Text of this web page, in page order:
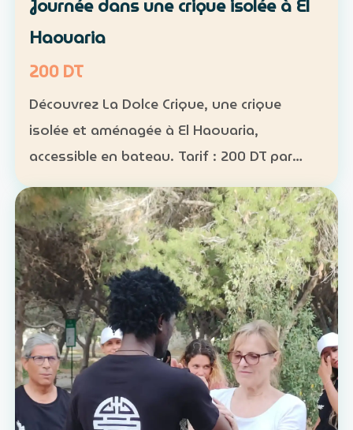
Journée dans une crique isolée à El
Haouaria
200 DT
Découvrez La Dolce Crique, une crique
isolée et aménagée à El Haouaria,
accessible en bateau. Tarif : 200 DT par
personne Fréquentation limitée : 50
personnes maximum dans la crique
Activités : kayak, paddle et snorkel…